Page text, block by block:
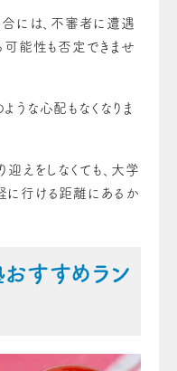
合には、不審者に遭遇
可能性も否定できませ
うな心配もなくなりま
えをしなくても、大学
に行ける距離にあるか
すすめラン